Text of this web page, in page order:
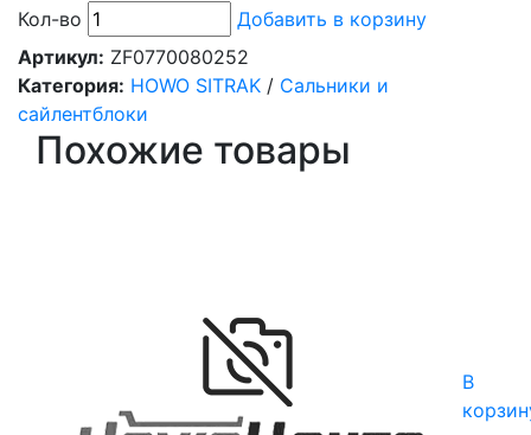
Кол-во
Добавить в корзину
Артикул: ZF0770080252
Категория: HOWO SITRAK / Сальники и
сайлентблоки
Похожие товары
В